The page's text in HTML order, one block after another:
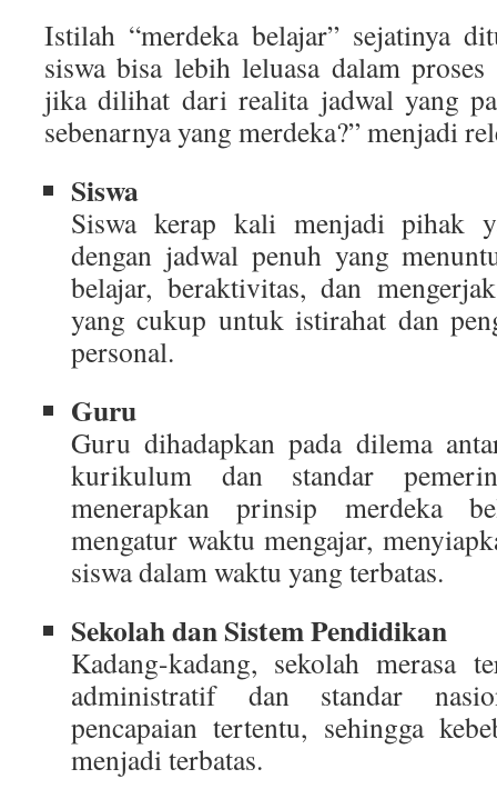
Istilah “merdeka belajar” sejatinya
siswa bisa lebih leluasa dalam proses
jika dilihat dari realita jadwal yang
sebenarnya yang merdeka?” menjadi
Siswa
Siswa kerap kali menjadi pihak
dengan jadwal penuh yang
belajar, beraktivitas, dan
yang cukup untuk istirahat dan
personal.
Guru
Guru dihadapkan pada dilema
kurikulum dan standar
menerapkan prinsip merdeka
mengatur waktu mengajar,
siswa dalam waktu yang terbatas.
Sekolah dan Sistem Pendidikan
Kadang-kadang, sekolah merasa
administratif dan standar
pencapaian tertentu, sehingga
menjadi terbatas.